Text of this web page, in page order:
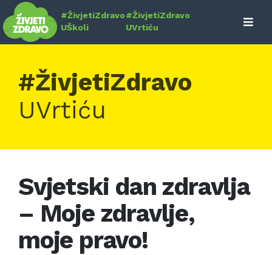
Skip
to
content
#ŽivjetiZdravo
UŠkoli
#ŽivjetiZdravo
UVrtiću
#ŽivjetiZdravo
UVrtiću
Svjetski dan zdravlja
– Moje zdravlje,
moje pravo!